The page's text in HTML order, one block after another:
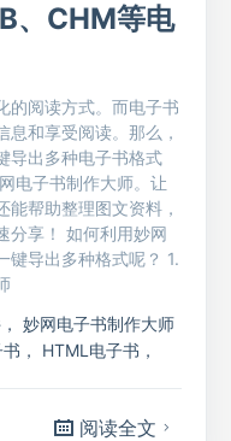
、CHM等电
的阅读方式。而电子书
和享受阅读。那么，
导出多种电子书格式
电子书制作大师。让
帮助整理图文资料，
分享！ 如何利用妙网
键导出多种格式呢？ 1.
， 妙网电子书制作大师
， HTML电子书 ，
阅读全文